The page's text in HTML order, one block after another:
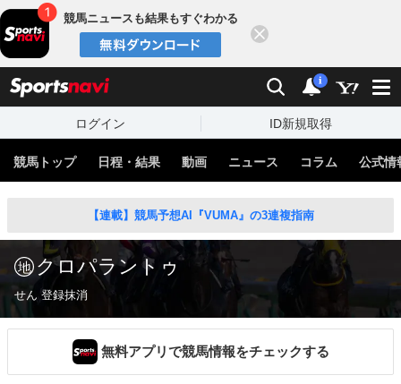
競馬ニュースも結果もすぐわかる
検索 通知
i
ログイン ID新規取得
競馬トップ 日程・結果 動画 ニュース コラム 公式情
【連載】競馬予想AI『VUMA』の3連複指南
クロパラントゥ
せん 登録抹消
無料アプリで競馬情報をチェックする